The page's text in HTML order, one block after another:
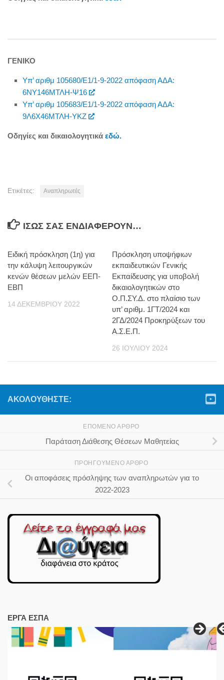
ΓΕΝΙΚΟ
Υπ’ αριθμ 105680/Ε1/1-9-2022 απόφαση ΑΔΑ:
6ΝΥ146ΜΤΛΗ-Ψ16
Υπ’ αριθμ 105683/Ε1/1-9-2022 απόφαση ΑΔΑ:
9Λ6Χ46ΜΤΛΗ-ΥΚΖ
Οδηγίες και δικαιολογητικά εδώ.
Ετικέτες: Αναπληρωτές
ΊΣΩΣ ΣΑΣ ΕΝΔΙΑΦΈΡΟΥΝ…
Ειδική πρόσκληση (1η) για
την κάλυψη λειτουργικών
κενών θέσεων μελών ΕΕΠ-
ΕΒΠ
14 ΔΕΚΕΜΒΡΊΟΥ 2022
Πρόσκληση υποψήφιων
εκπαιδευτικών Γενικής
Εκπαίδευσης για υποβολή
δικαιολογητικών στο
Ο.Π.ΣΥ.Δ. στο πλαίσιο των
υπ’ αριθμ. 1ΓΤ/2024 και
2ΓΔ/2024 Προκηρύξεων του
Α.Σ.Ε.Π.
26 ΙΟΥΛΊΟΥ 2024
ΑΚΟΛΟΥΘΉΣΤΕ:
ΕΠΌΜΕΝΟ ΆΡΘΡΟ
Παράταση Διάθεσης Θέσεων Μαθητείας
ΠΡΟΗΓΟΎΜΕΝΟ ΆΡΘΡΟ
Οι αποφάσεις πρόσληψης των αναπληρωτών για το
2022-2023
ΕΡΓΑ ΕΣΠΑ